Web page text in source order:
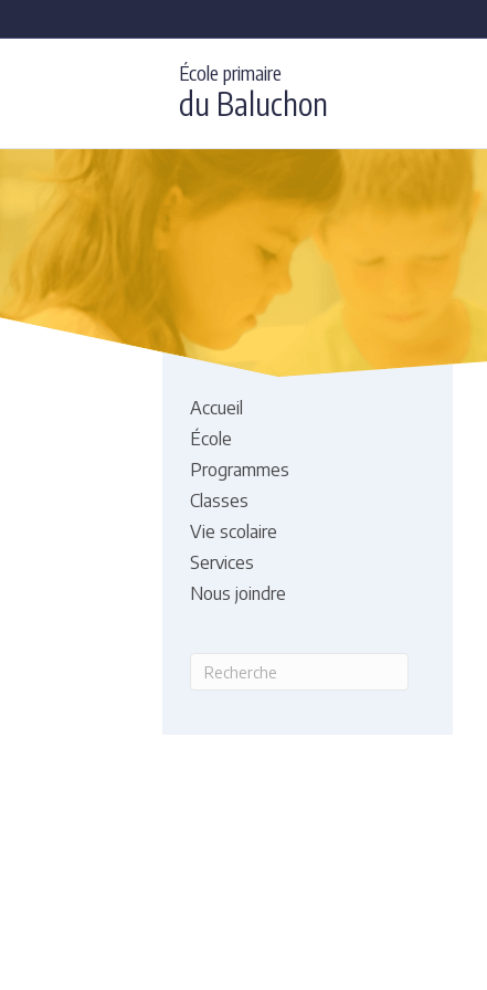
École primaire
du Baluchon
Accueil
École
Programmes
Classes
Vie scolaire
Services
Nous joindre